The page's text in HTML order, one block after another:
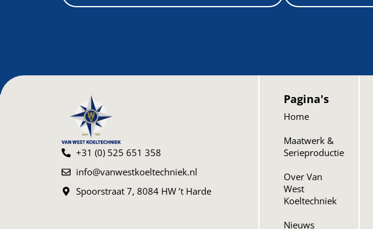
+31 (0) 525 651 358
info@vanwestkoeltechniek.nl
Spoorstraat 7, 8084 HW ’t Harde
Pagina's
Home
Maatwerk &
Serieproductie
Over Van
West
Koeltechniek
Nieuws